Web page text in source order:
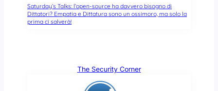
Saturday’s Talks: l’open-source ha davvero bisogno di
Dittatori? Empatia e Dittatura sono un ossimoro, ma solo la
prima ci salverà!
The Security Corner